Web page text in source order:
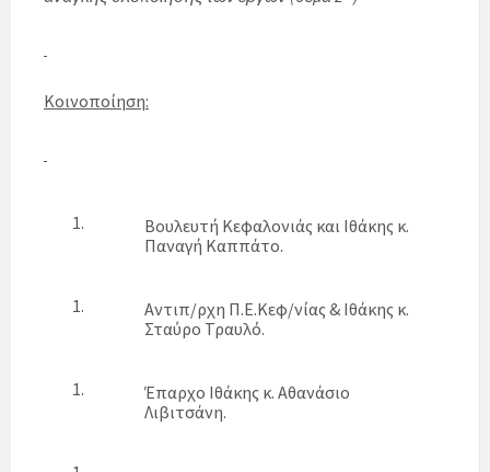
Κοινοποίηση:
Βουλευτή Κεφαλονιάς και Ιθάκης κ.
Παναγή Καππάτο.
Αντιπ/ρχη Π.Ε.Κεφ/νίας & Ιθάκης κ.
Σταύρο Τραυλό.
Έπαρχο Ιθάκης κ. Αθανάσιο
Λιβιτσάνη.